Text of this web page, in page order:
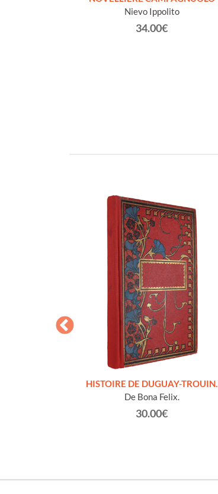
Nievo Ippolito
34.00€
HISTOIRE DE DUGUAY-TROUIN.
De Bona Felix.
30.00€